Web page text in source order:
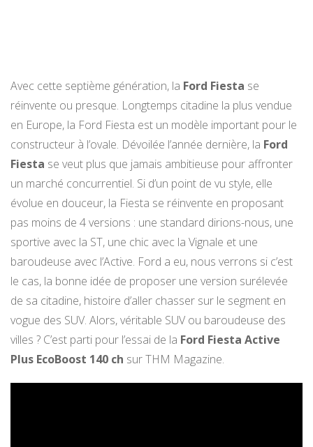
Avec cette septième génération, la Ford Fiesta se
réinvente ou presque. Longtemps citadine la plus vendue
en Europe, la Ford Fiesta est un modèle important pour le
constructeur à l’ovale. Dévoilée l’année dernière, la Ford
Fiesta se veut plus que jamais ambitieuse pour affronter
un marché concurrentiel. Si d’un point de vu style, elle
évolue en douceur, la Fiesta se réinvente en proposant
pas moins de 4 versions : une standard dirions-nous, une
sportive avec la ST, une chic avec la Vignale et une
baroudeuse avec l’Active. Ford a eu, nous verrons si c’est
le cas, la bonne idée de proposer une version surélevée
de sa citadine, histoire d’aller chasser sur le segment en
vogue des SUV. Alors, véritable SUV ou baroudeuse des
villes ? C’est parti pour l’essai de la Ford Fiesta Active
Plus EcoBoost 140 ch sur THM Magazine.